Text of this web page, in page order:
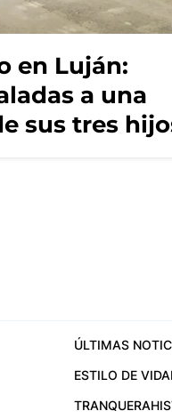
en Luján:
a una
sus tres
ÚLTIMAS
ESTILO DE VIDA
TRANQUERA